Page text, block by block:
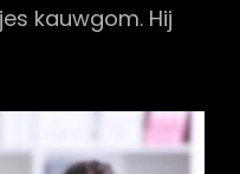
kauwgom. Hij